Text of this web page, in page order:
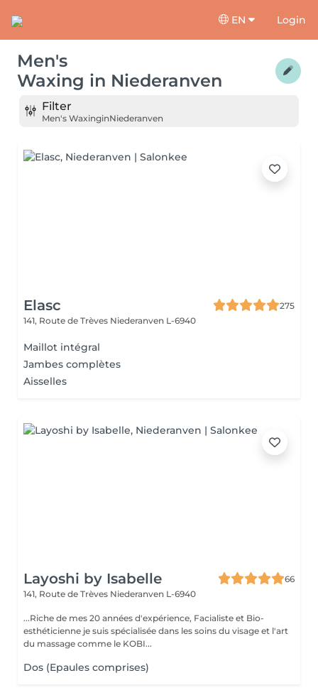
EN Login
Men's
Waxing in Niederanven
Filter
Men's WaxinginNiederanven
Elasc
275
141, Route de Trèves Niederanven L-6940
Maillot intégral
Jambes complètes
Aisselles
Layoshi by Isabelle
66
141, Route de Trèves Niederanven L-6940
...Riche de mes 20 années d'expérience, Facialiste et Bio-
esthéticienne je suis spécialisée dans les soins du visage et l'art
du massage comme le KOBI...
Dos (Epaules comprises)